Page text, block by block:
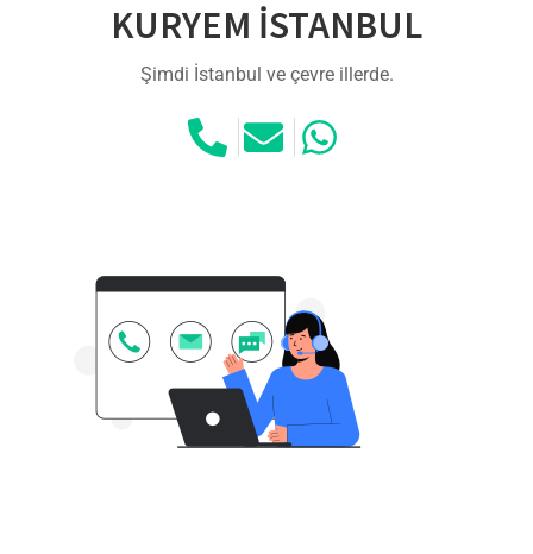
KURYEM İSTANBUL
Şimdi İstanbul ve çevre illerde.